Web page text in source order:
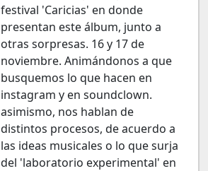
festival 'Caricias' en donde
presentan este álbum, junto a
otras sorpresas. 16 y 17 de
noviembre. Animándonos a que
busquemos lo que hacen en
instagram y en soundclown.
asimismo, nos hablan de
distintos procesos, de acuerdo a
las ideas musicales o lo que surja
del 'laboratorio experimental' en